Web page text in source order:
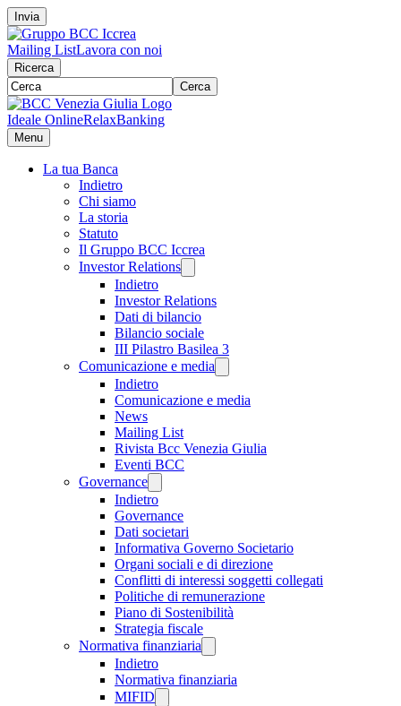
Invia
Mailing ListLavora con noi
Ricerca
Cerca
Ideale OnlineRelaxBanking
Menu
La tua Banca
Indietro
Chi siamo
La storia
Statuto
Il Gruppo BCC Iccrea
Investor Relations
Indietro
Investor Relations
Dati di bilancio
Bilancio sociale
III Pilastro Basilea 3
Comunicazione e media
Indietro
Comunicazione e media
News
Mailing List
Rivista Bcc Venezia Giulia
Eventi BCC
Governance
Indietro
Governance
Dati societari
Informativa Governo Societario
Organi sociali e di direzione
Conflitti di interessi soggetti collegati
Politiche di remunerazione
Piano di Sostenibilità
Strategia fiscale
Normativa finanziaria
Indietro
Normativa finanziaria
MIFID